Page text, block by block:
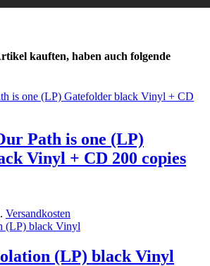
kauften, haben auch folgende
Path is one (LP)
Vinyl + CD 200 copies
Versandkosten
(LP) black Vinyl